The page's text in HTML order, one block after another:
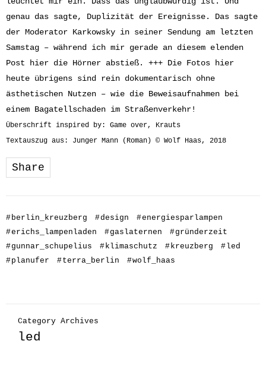
genau das sagte, Duplizität der Ereignisse. Das sagte
der Moderator Karkowsky in seiner Sendung am letzten
Samstag – während ich mir gerade an diesem elenden
Post hier die Hörner abstieß. +++ Die Fotos hier
heute übrigens sind rein dokumentarisch ohne
ästhetischen Nutzen – wie die Beweisaufnahmen bei
einem Bagatellschaden im Straßenverkehr!
Überschrift inspired by: Game over, Krauts
Textauszug aus: Junger Mann (Roman) © Wolf Haas, 2018
Share
#berlin_kreuzberg #design #energiesparlampen
#erichs_lampenladen #gaslaternen #gründerzeit
#gunnar_schupelius #klimaschutz #kreuzberg #led
#planufer #terra_berlin #wolf_haas
Category Archives
led